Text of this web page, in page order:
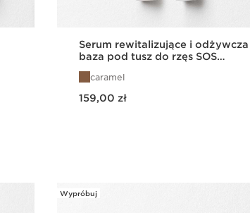
Serum rewitalizujące i odżywcza
baza pod tusz do rzęs SOS
caramel
159,00 zł
Wypróbuj